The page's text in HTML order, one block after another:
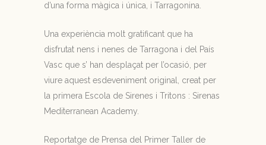
d’una forma màgica i única, i Tarragonina.
Una experiència molt gratificant que ha
disfrutat nens i nenes de Tarragona i del País
Vasc que s’ han desplaçat per l’ocasió, per
viure aquest esdeveniment original, creat per
la primera Escola de Sirenes i Tritons : Sirenas
Mediterranean Academy.
Reportatge de Prensa del Primer Taller de